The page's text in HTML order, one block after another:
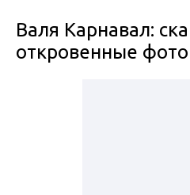
Валя Карнавал:
откровенные фото